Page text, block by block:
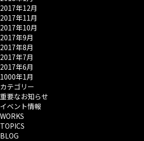
2017年12月
2017年11月
2017年10月
2017年9月
2017年8月
2017年7月
2017年6月
1000年1月
カテゴリー
重要なお知らせ
イベント情報
WORKS
TOPICS
BLOG